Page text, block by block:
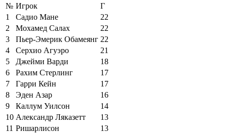
№ Игрок
Г
1
Садио Мане
22
2
Мохамед Салах
22
3
Пьер-Эмерик Обамеянг 22
4
Серхио Агуэро
21
5
Джейми Варди
18
6
Рахим Стерлинг
17
7
Гарри Кейн
17
8
Эден Азар
16
9
Каллум Уилсон
14
10 Александр Ляказетт
13
11 Ришарлисон
13